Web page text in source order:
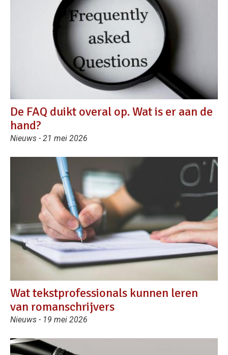
De FAQ duikt overal op. Wat is er aan de
hand?
Nieuws - 21 mei 2026
Wat tekstprofessionals kunnen leren
van romanschrijvers
Nieuws - 19 mei 2026